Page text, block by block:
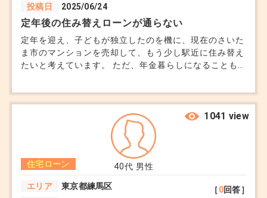
投稿日
2025/06/24
定年後の住み替えローンが通らない
定年を迎え、子どもが独立したのを機に、現在のさいた
ま市のマンションを売却して、もう少し駅近に住み替え
たいと考えています。 ただ、年金暮らしになることも
益だけでは新居の購入には足りず、足踏み状態です。
高齢者でも住宅ローンを通す方法、もしくは別の資金計
画の立て方があれば知りたいです。
40代 男性
住宅ローン
エリア
東京都練馬区
［0回答］
1041 view